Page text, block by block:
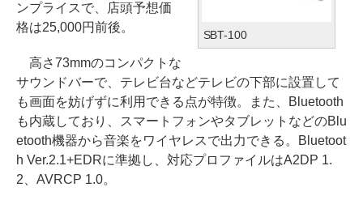
SBT-100
ンプライスで、店頭予想価
格は25,000円前後。
高さ73mmのコンパクトな
サウンドバーで、テレビ台などテレビの下部に設置して
も画面を妨げずに利用できる点が特徴。また、Bluetooth
も内蔵しており、スマートフォンやタブレットなどのBlu
etooth機器から音楽をワイヤレスで出力できる。Bluetoot
h Ver.2.1+EDRに準拠し、対応プロファイルはA2DP 1.
2、AVRCP 1.0。